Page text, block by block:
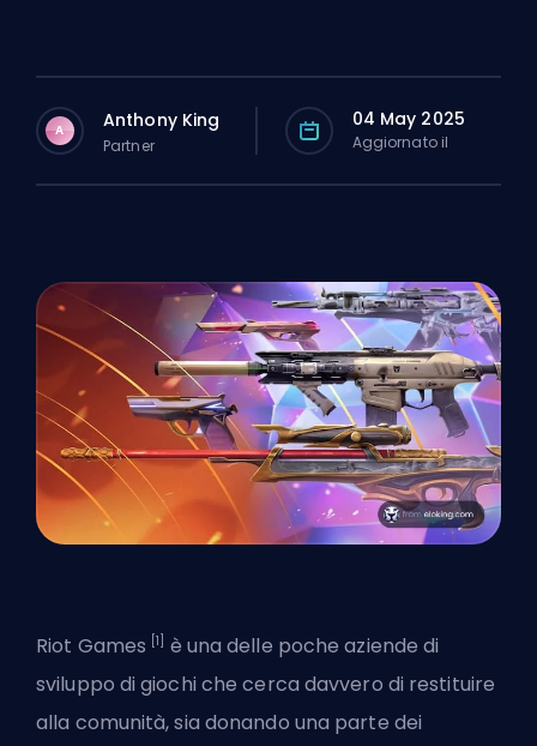
A Anthony King
Partner
04 May 2025
Aggiornato il
Riot Games [1]
è una delle poche aziende di
sviluppo di giochi che cerca davvero di restituire
alla comunità, sia donando una parte dei